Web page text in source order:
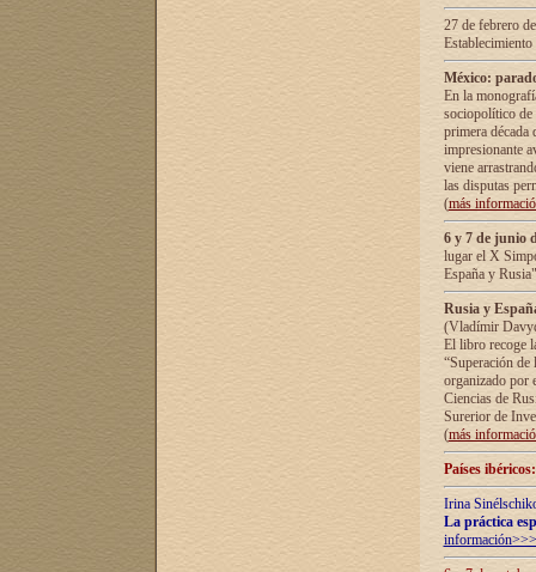
27 de febrero
México:
En la
sociopolítico de
primera década
impresionante
viene
las disputas
(más
6 y 7 de junio
lugar el X
España y
Rusia y
(Vladímir
El libro recoge
“Superación
organizado por
Ciencias de
Surerior de
(más
Países
Irina
La práctica
información>>>